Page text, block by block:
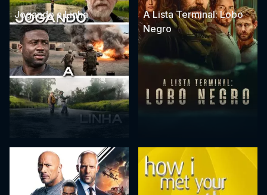
Jogando a Linha
A Lista Terminal: Lobo
Negro